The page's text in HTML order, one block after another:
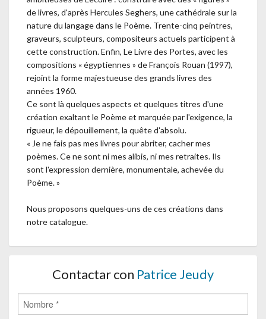
de livres, d'après Hercules Seghers, une cathédrale sur la
nature du langage dans le Poème. Trente-cinq peintres,
graveurs, sculpteurs, compositeurs actuels participent à
cette construction. Enfin, Le Livre des Portes, avec les
compositions « égyptiennes » de François Rouan (1997),
rejoint la forme majestueuse des grands livres des
années 1960.
Ce sont là quelques aspects et quelques titres d'une
création exaltant le Poème et marquée par l'exigence, la
rigueur, le dépouillement, la quête d'absolu.
« Je ne fais pas mes livres pour abriter, cacher mes
poèmes. Ce ne sont ni mes alibis, ni mes retraites. Ils
sont l'expression dernière, monumentale, achevée du
Poème. »
Nous proposons quelques-uns de ces créations dans
notre catalogue.
Contactar con Patrice Jeudy